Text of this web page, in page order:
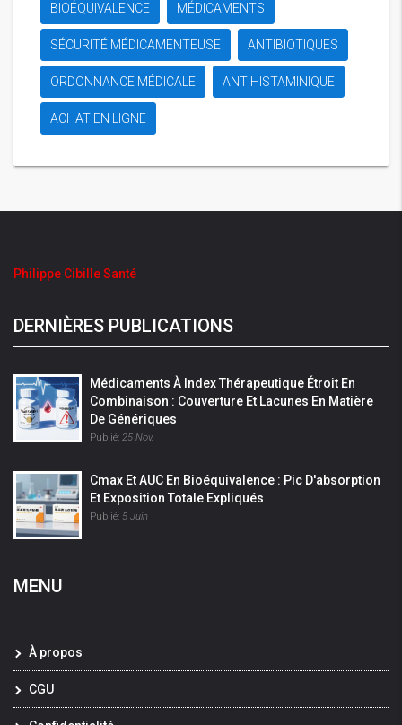
BIOÉQUIVALENCE MÉDICAMENTS
SÉCURITÉ MÉDICAMENTEUSE ANTIBIOTIQUES
ORDONNANCE MÉDICALE ANTIHISTAMINIQUE
ACHAT EN LIGNE
Philippe Cibille Santé
DERNIÈRES PUBLICATIONS
Médicaments À Index Thérapeutique Étroit En
Combinaison : Couverture Et Lacunes En Matière
De Génériques
Publié: 25 Nov.
Cmax Et AUC En Bioéquivalence : Pic D'absorption
Et Exposition Totale Expliqués
Publié: 5 Juin
MENU
À propos
CGU